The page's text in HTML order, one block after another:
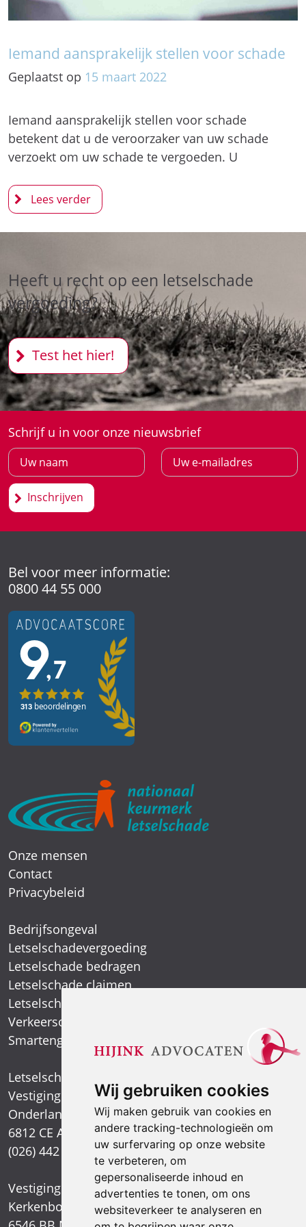
Wij gebruiken cookies
Wij maken gebruik van cookies en
andere tracking-technologieën om
uw surfervaring op onze website
te verbeteren, om
gepersonaliseerde inhoud en
advertenties te tonen, om ons
websiteverkeer te analyseren en
Iemand aansprakelijk stellen voor schade
Geplaatst op 15 maart 2022
Iemand aansprakelijk stellen voor schade
betekent dat u de veroorzaker van uw schade
verzoekt om uw schade te vergoeden. U
Heeft u recht op een letselschade
vergoeding?
Test het hier!
Schrijf u in voor onze nieuwsbrief
Inschrijven
Bel voor meer informatie:
0800 44 55 000
Onze mensen
Contact
Privacybeleid
Bedrijfsongeval
Letselschadevergoeding
Letselschade bedragen
Letselschade claimen
Letselschade expert
Verkeersongeval
Smartengeld
Letselschadespecialist
Vestiging Arnhem
Onderlangs 1
6812 CE Arnhem
(026) 442 39 13
Vestiging Nijmegen
Kerkenbos 1021